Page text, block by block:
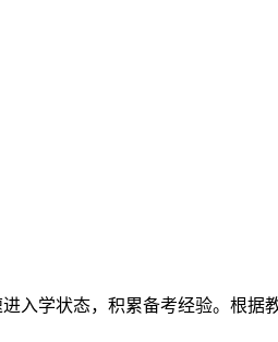
入学状态，积累备考经验。根据